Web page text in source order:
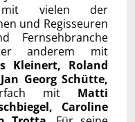
mit vielen der
und Regisseuren
Fernsehbranche
anderem mit
Kleinert, Roland
Georg Schütte,
mit Matti
Caroline